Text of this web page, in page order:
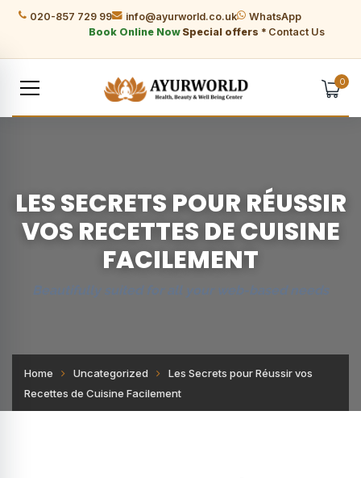
020-857 729 99 info@ayurworld.co.uk
WhatsApp
Book Online Now Special offers * Contact Us
0
LES SECRETS POUR RÉUSSIR
VOS RECETTES DE CUISINE
FACILEMENT
Beautifully suited for all your web-based needs
Home Uncategorized
Les Secrets pour Réussir vos
Recettes de Cuisine Facilement